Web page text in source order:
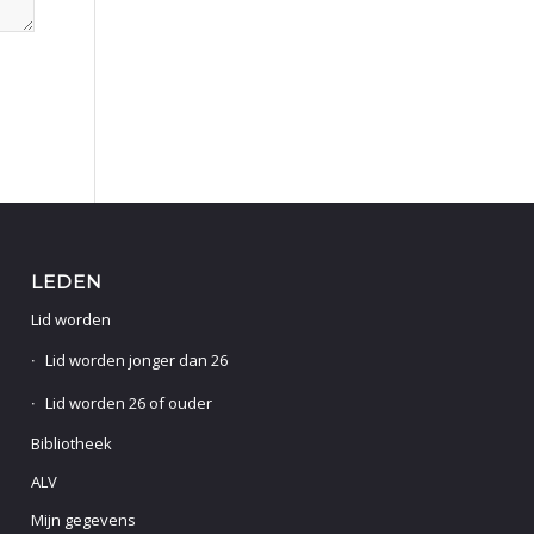
LEDEN
Lid worden
Lid worden jonger dan 26
Lid worden 26 of ouder
Bibliotheek
ALV
Mijn gegevens